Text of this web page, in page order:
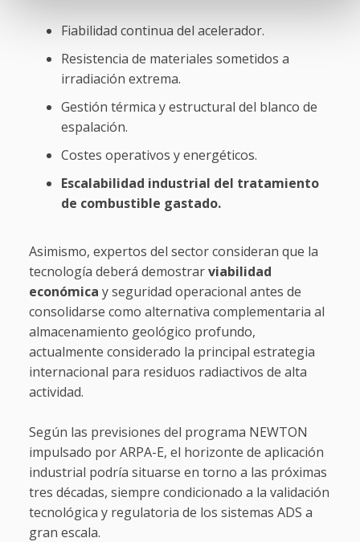
Fiabilidad continua del acelerador.
Resistencia de materiales sometidos a
irradiación extrema.
Gestión térmica y estructural del blanco de
espalación.
Costes operativos y energéticos.
Escalabilidad industrial del tratamiento
de combustible gastado.
Asimismo, expertos del sector consideran que la
tecnología deberá demostrarviabilidad
económica y seguridad operacional antes de
consolidarse como alternativa complementaria al
almacenamiento geológico profundo,
actualmente considerado la principal estrategia
internacional para residuos radiactivos de alta
actividad.
Según las previsiones del programa NEWTON
impulsado por ARPA-E, el horizonte de aplicación
industrial podría situarse en torno a las próximas
tres décadas, siempre condicionado a la validación
tecnológica y regulatoria de los sistemas ADS a
gran escala.